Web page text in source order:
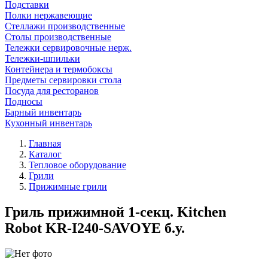
Подставки
Полки нержавеющие
Стеллажи производственные
Столы производственные
Тележки сервировочные нерж.
Тележки-шпильки
Контейнера и термобоксы
Предметы сервировки стола
Посуда для ресторанов
Подносы
Барный инвентарь
Кухонный инвентарь
Главная
Каталог
Тепловое оборудование
Грили
Прижимные грили
Гриль прижимной 1-секц. Kitchen
Robot KR-I240-SAVOYE б.у.